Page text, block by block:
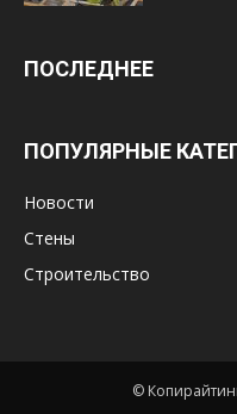
ПОСЛЕДНЕЕ
ПОПУЛЯРНЫЕ
Новости
Стены
Строительство
©